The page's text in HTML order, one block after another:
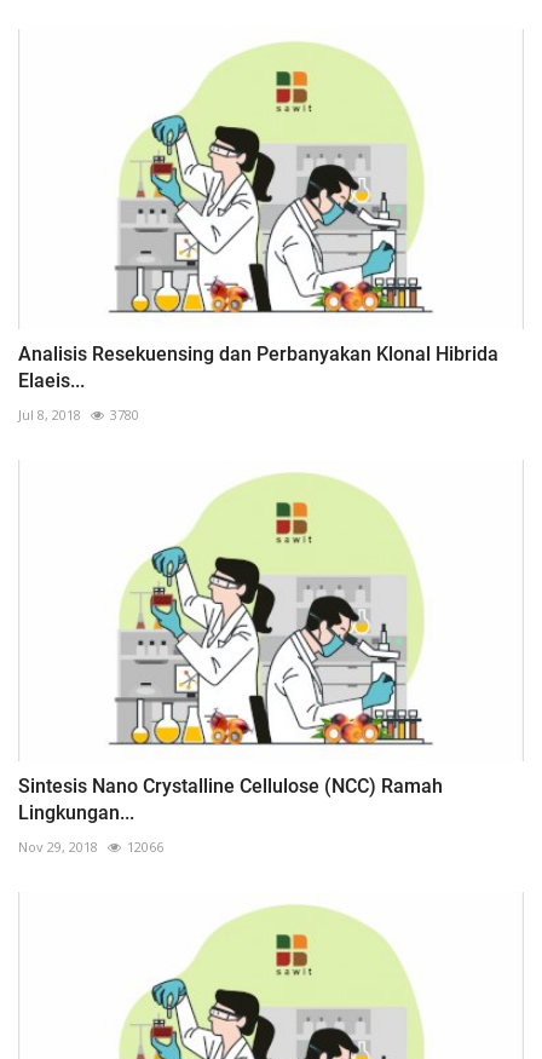
Analisis Resekuensing dan Perbanyakan Klonal Hibrida
Elaeis...
Jul 8, 2018 3780
Sintesis Nano Crystalline Cellulose (NCC) Ramah
Lingkungan...
Nov 29, 2018 12066